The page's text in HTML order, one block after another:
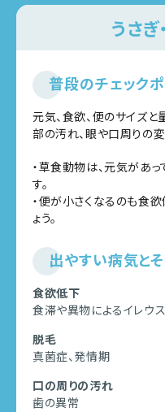
うさぎ
普段のチェック
元気、食欲、便のサイズと
部の汚れ、眼や口周りの変
・草食動物は、元気があ
す。
・便が小さくなるのも食
ょう。
出やすい病気と
食欲低下
食滞や異物によるイレウ
脱毛
真菌症、発情期
口の周りの汚れ
歯の異常